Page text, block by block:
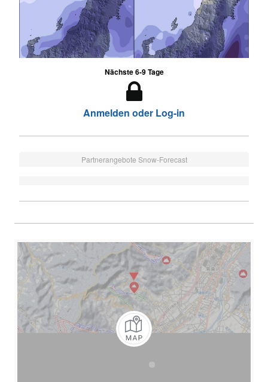
Nächste 6-9 Tage
Anmelden oder Log-in
Partnerangebote Snow-Forecast